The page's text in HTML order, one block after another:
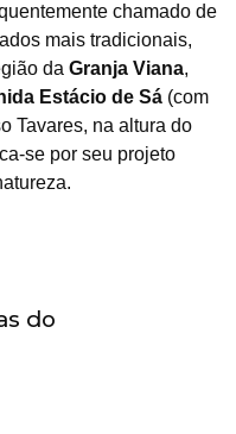
chamado de
mais tradicionais,
da Granja Viana,
Estácio de Sá (com
Tavares, na altura do
se por seu projeto
do